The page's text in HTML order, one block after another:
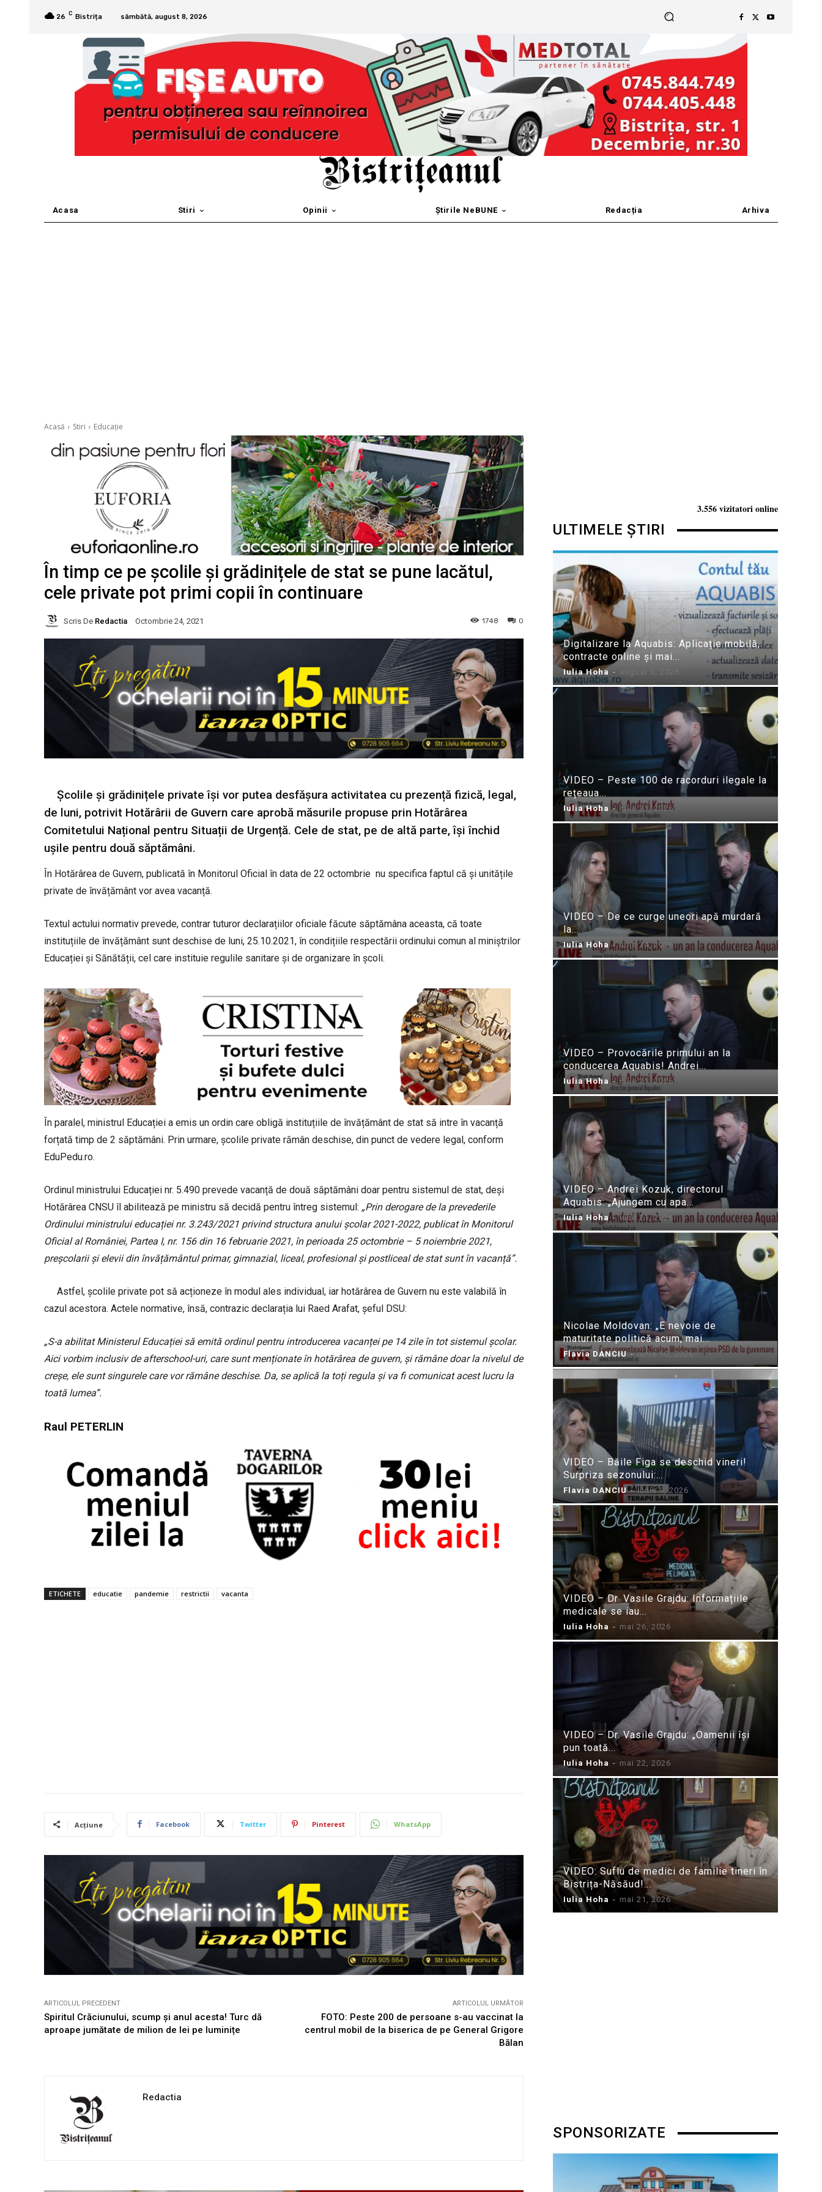
26 C Bistrița sâmbătă, august 8, 2026
Acasa Stiri Opinii Știrile NeBUNE Redacția Arhiva
Acasă Stiri Educație
În timp ce pe școlile și grădinițele de stat se pune lacătul,
cele private pot primi copii în continuare
Scris De Redactia Octombrie 24, 2021 0
1748
Școlile și grădinițele private își vor putea desfășura activitatea cu prezență fizică, legal,
de luni, potrivit Hotărârii de Guvern care aprobă măsurile propuse prin Hotărârea
Comitetului Național pentru Situații de Urgență. Cele de stat, pe de altă parte, își închid
ușile pentru două săptămâni.
În Hotărârea de Guvern, publicată în Monitorul Oficial în data de 22 octombrie nu specifica faptul că și unitățile
private de învățământ vor avea vacanță.
Textul actului normativ prevede, contrar tuturor declarațiilor oficiale făcute săptămâna aceasta, că toate
instituțiile de învățământ sunt deschise de luni, 25.10.2021, în condițiile respectării ordinului comun al miniștrilor
Educației și Sănătății, cel care instituie regulile sanitare și de organizare în școli.
În paralel, ministrul Educației a emis un ordin care obligă instituțiile de învățământ de stat să intre în vacanță
forțată timp de 2 săptămâni. Prin urmare, școlile private rămân deschise, din punct de vedere legal, conform
EduPedu.ro.
Ordinul ministrului Educației nr. 5.490 prevede vacanță de două săptămâni doar pentru sistemul de stat, deși
Hotărârea CNSU îl abilitează pe ministru să decidă pentru întreg sistemul: „Prin derogare de la prevederile
Ordinului ministrului educației nr. 3.243/2021 privind structura anului școlar 2021-2022, publicat în Monitorul
Oficial al României, Partea I, nr. 156 din 16 februarie 2021, în perioada 25 octombrie – 5 noiembrie 2021,
preșcolarii și elevii din învățământul primar, gimnazial, liceal, profesional și postliceal de stat sunt în vacanță”.
Astfel, școlile private pot să acționeze în modul ales individual, iar hotărârea de Guvern nu este valabilă în
cazul acestora. Actele normative, însă, contrazic declarația lui Raed Arafat, șeful DSU:
„S-a abilitat Ministerul Educației să emită ordinul pentru introducerea vacanței pe 14 zile în tot sistemul școlar.
Aici vorbim inclusiv de afterschool-uri, care sunt menționate în hotărârea de guvern, și rămâne doar la nivelul de
creșe, ele sunt singurele care vor rămâne deschise. Da, se aplică la toți regula și va fi comunicat acest lucru la
toată lumea”.
Raul PETERLIN
ETICHETE educatie pandemie restrictii vacanta
Acțiune Facebook Twitter Pinterest WhatsApp
ARTICOLUL PRECEDENT
Spiritul Crăciunului, scump și anul acesta! Turc dă
aproape jumătate de milion de lei pe luminițe
ARTICOLUL URMĂTOR
FOTO: Peste 200 de persoane s-au vaccinat la
centrul mobil de la biserica de pe General Grigore
Bălan
Redactia
3.556 vizitatori online
ULTIMELE ȘTIRI
Digitalizare la Aquabis: Aplicație mobilă,
contracte online și mai...
Iulia Hoha - august 3, 2026
VIDEO – Peste 100 de racorduri ilegale la
rețeaua...
Iulia Hoha - iulie 31, 2026
VIDEO – De ce curge uneori apă murdară
la...
Iulia Hoha - iulie 24, 2026
VIDEO – Provocările primului an la
conducerea Aquabis! Andrei...
Iulia Hoha - iulie 21, 2026
VIDEO – Andrei Kozuk, directorul
Aquabis: „Ajungem cu apa...
Iulia Hoha - iulie 21, 2026
Nicolae Moldovan: „E nevoie de
maturitate politică acum, mai...
Flavia DANCIU - iunie 10, 2026
VIDEO – Băile Figa se deschid vineri!
Surpriza sezonului:...
Flavia DANCIU - iunie 9, 2026
VIDEO – Dr. Vasile Grajdu: Informațiile
medicale se iau...
Iulia Hoha - mai 26, 2026
VIDEO – Dr. Vasile Grajdu: „Oamenii își
pun toată...
Iulia Hoha - mai 22, 2026
VIDEO: Suflu de medici de familie tineri în
Bistrița-Năsăud!...
Iulia Hoha - mai 21, 2026
SPONSORIZATE